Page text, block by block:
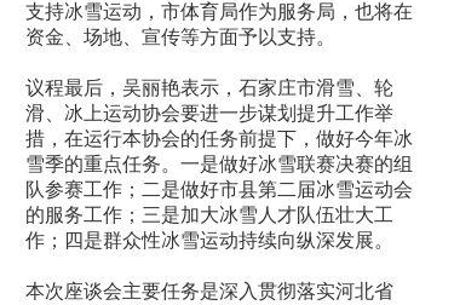
支持冰雪运动，市体育局作为服务局，也将在
资金、场地、宣传等方面予以支持。
议程最后，吴丽艳表示，石家庄市滑雪、轮
滑、冰上运动协会要进一步谋划提升工作举
措，在运行本协会的任务前提下，做好今年冰
雪季的重点任务。一是做好冰雪联赛决赛的组
队参赛工作；二是做好市县第二届冰雪运动会
的服务工作；三是加大冰雪人才队伍壮大工
作；四是群众性冰雪运动持续向纵深发展。
本次座谈会主要任务是深入贯彻落实河北省